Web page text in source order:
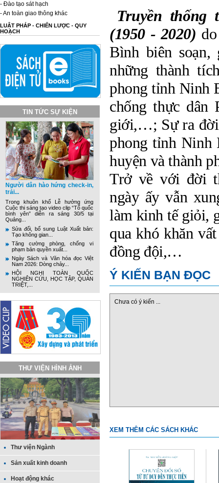
- Đào tạo sát hạch
- An toàn giao thông khác
LUẬT PHÁP - CHIẾN LƯỢC - QUY
HOẠCH
TIN TỨC SỰ KIỆN
Người dân hào hứng check-in,
trải...
Trong khuôn khổ Lễ hưởng ứng
Cuộc thi sáng tạo video clip “Tổ quốc
bình yên” diễn ra sáng 30/5 tại
Quảng...
Sửa đổi, bổ sung Luật Xuất bản:
Tạo không gian...
Tăng cường phòng, chống vi
phạm bản quyền xuất...
Ngày Sách và Văn hóa đọc Việt
Nam 2026: Dòng chảy...
HỘI NGHỊ TOÀN QUỐC
NGHIÊN CỨU, HỌC TẬP, QUÁN
TRIỆT,...
THƯ VIỆN HÌNH ẢNH
Thư viện Ngành
Sản xuất kinh doanh
Hoạt động khác
Truyền
(1950 - 2020)
Bình biên
những thành
phong tỉnh Ninh
chống thực dân
giới,…; Sự ra đời
phong tỉnh Ninh
huyện và thành
Trở về với đời
ngày ấy vẫn
làm kinh tế giỏi,
qua khó khăn
đồng đội,…
Ý KIẾN BẠN ĐỌC
Chưa có ý kiến ...
XEM THÊM CÁC SÁCH KHÁC